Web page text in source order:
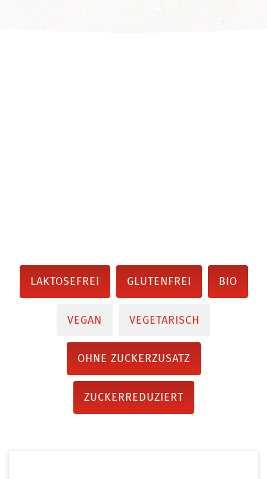
LAKTOSEFREI GLUTENFREI BIO
VEGAN VEGETARISCH
OHNE ZUCKERZUSATZ
ZUCKERREDUZIERT